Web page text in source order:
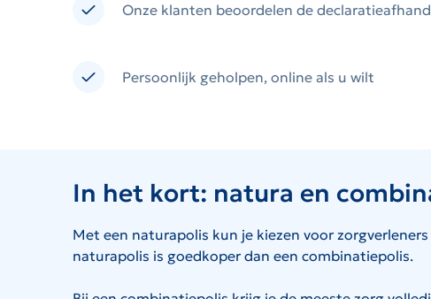
Onze klanten beoordelen de
Persoonlijk geholpen, online als u wilt
In het kort: natura en
Met een naturapolis kun je kiezen voor
naturapolis is goedkoper dan een combinatiepolis.